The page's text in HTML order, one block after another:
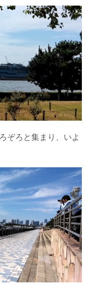
ぞろと集まり、いよ